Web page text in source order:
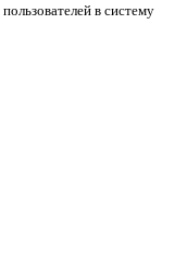
пользователей в систему